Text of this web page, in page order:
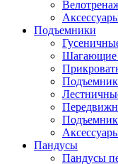
Подъемники
Шагающие
Пандусы
Пандусы